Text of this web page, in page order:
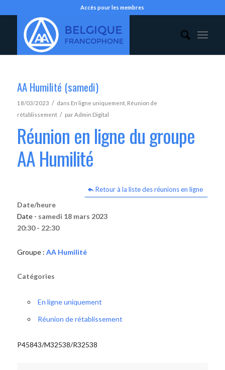
Accès pour les membres
AA Humilité (samedi)
18/03/2023 / dans En ligne uniquement, Réunion de
rétablissement / parAdmin Digital
Réunion en ligne du groupe
AA Humilité
Retour à la liste des réunions en ligne
Date/heure
Date - samedi 18 mars 2023
20:30 - 22:30
Groupe : AA Humilité
Catégories
En ligne uniquement
Réunion de rétablissement
P45843/M32538/R32538